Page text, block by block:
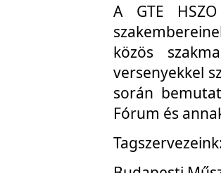
A GTE
közös
versenyekkel
során
Fórum és